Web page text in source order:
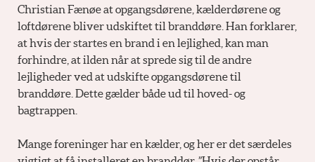
Christian Fænøe at opgangsdørene, kælderdørene og
loftdørene bliver udskiftet til branddøre. Han forklarer,
at hvis der startes en brand i en lejlighed, kan man
forhindre, at ilden når at sprede sig til de andre
lejligheder ved at udskifte opgangsdørene til
branddøre. Dette gælder både ud til hoved- og
bagtrappen.
Mange foreninger har en kælder, og her er det særdeles